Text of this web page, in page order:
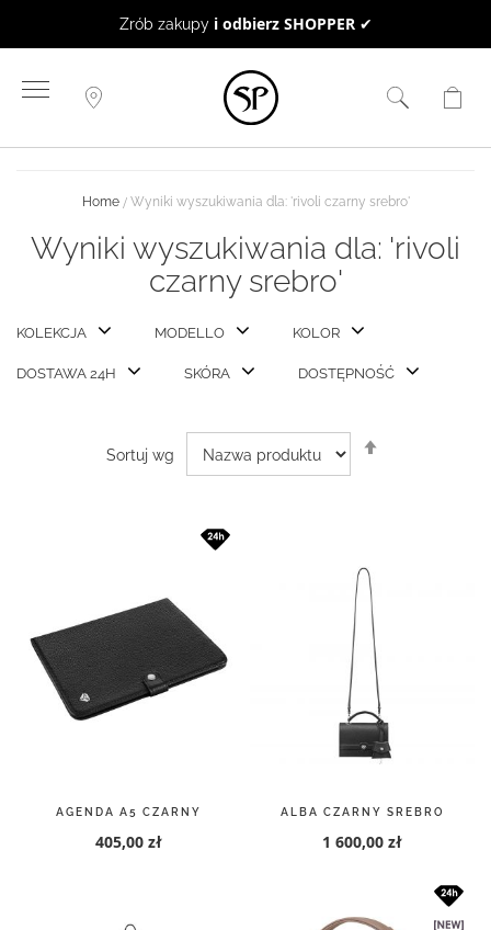
BON UPOMINKOWYto doskonały pomysł na prezent ☻
do
treści
Home Wyniki wyszukiwania dla: 'rivoli czarny srebro'
Wyniki wyszukiwania dla: 'rivoli
czarny srebro'
KOLEKCJA MODELLO KOLOR
DOSTAWA 24H SKÓRA DOSTĘPNOŚĆ
Sortuj wg
AGENDA A5 CZARNY
405,00 zł
ALBA CZARNY SREBRO
1 600,00 zł